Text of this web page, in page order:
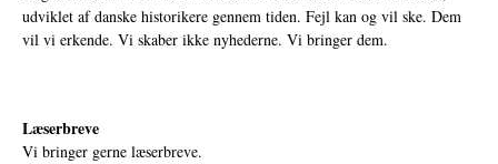
udviklet af danske historikere gennem tiden. Fejl kan og vil ske. Dem
vil vi erkende. Vi skaber ikke nyhederne. Vi bringer dem.
Læserbreve
Vi bringer gerne læserbreve.